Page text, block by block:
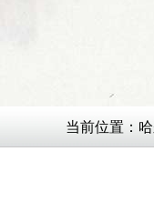
当前位置：